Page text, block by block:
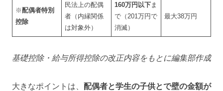
※配偶者特別
控除
民法上の配偶
者（内縁関係
は対象外）
160万円以下 ま
で（201万円で
消滅）
最大38万円
基礎控除・給与所得控除の改正内容をもとに編集部作成
大きなポイントは、 配偶者と学生の子供とで壁の金額が